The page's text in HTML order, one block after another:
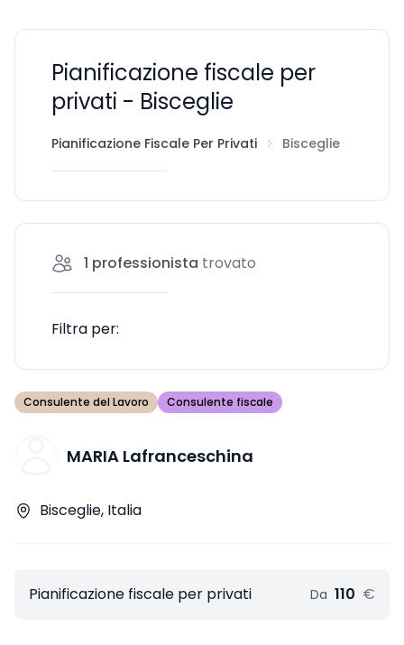
Pianificazione fiscale per
privati - Bisceglie
Pianificazione Fiscale Per Privati Bisceglie
1 professionista trovato
Filtra per:
Consulente del Lavoro Consulente fiscale
MARIA Lafranceschina
Bisceglie, Italia
Pianificazione fiscale per privati Da 110 €